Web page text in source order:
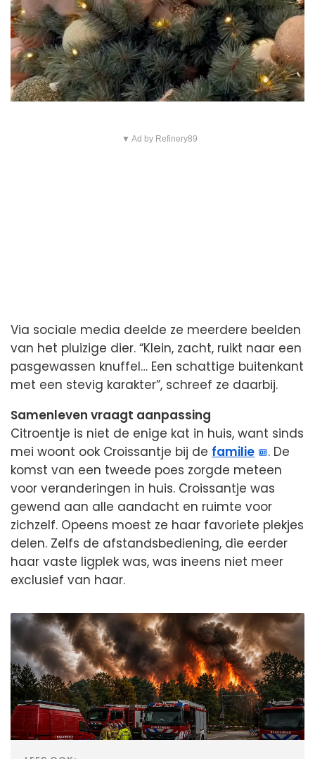
▼ Ad by Refinery89
Via sociale media deelde ze meerdere beelden
van het pluizige dier. “Klein, zacht, ruikt naar een
pasgewassen knuffel… Een schattige buitenkant
met een stevig karakter”, schreef ze daarbij.
Samenleven vraagt aanpassing
Citroentje is niet de enige kat in huis, want sinds
mei woont ook Croissantje bij de familie
. De
komst van een tweede poes zorgde meteen
voor veranderingen in huis. Croissantje was
gewend aan alle aandacht en ruimte voor
zichzelf. Opeens moest ze haar favoriete plekjes
delen. Zelfs de afstandsbediening, die eerder
haar vaste ligplek was, was ineens niet meer
exclusief van haar.